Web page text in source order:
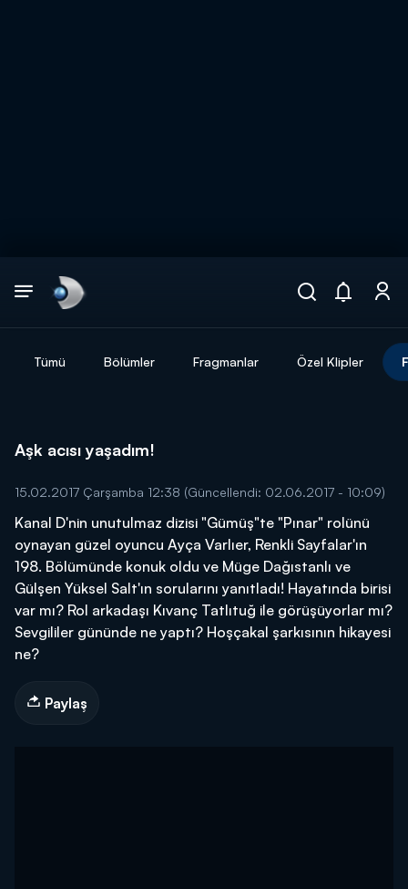
Tümü Bölümler Fragmanlar Özel Klipler
Aşk acısı yaşadım!
15.02.2017 Çarşamba 12:38 (Güncellendi: 02.06.2017 - 10:09)
Kanal D'nin unutulmaz dizisi "Gümüş"te "Pınar" rolünü
oynayan güzel oyuncu Ayça Varlıer, Renkli Sayfalar'ın
198. Bölümünde konuk oldu ve Müge Dağıstanlı ve
Gülşen Yüksel Salt'ın sorularını yanıtladı! Hayatında birisi
var mı? Rol arkadaşı Kıvanç Tatlıtuğ ile görüşüyorlar mı?
Sevgililer gününde ne yaptı? Hoşçakal şarkısının hikayesi
ne?
Paylaş